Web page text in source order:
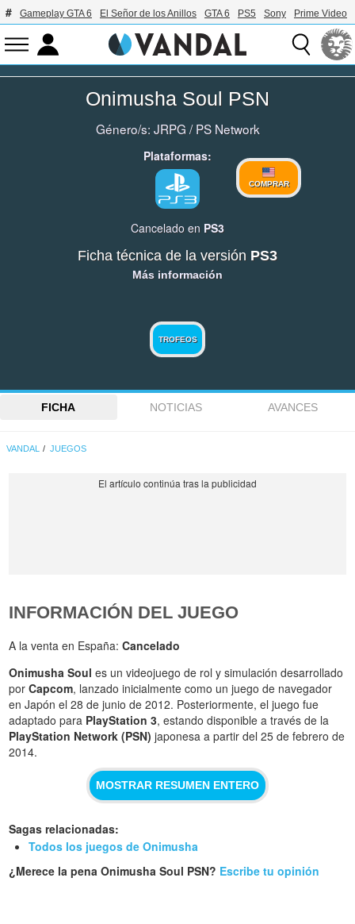
Gameplay GTA 6 El Señor de los Anillos GTA 6 PS5 Sony Prime Video
Onimusha Soul PSN
Género/s: JRPG /PS Network
Plataformas:
COMPRAR
Cancelado en PS3
Ficha técnica de la versión PS3
Más información
TROFEOS
FICHA NOTICIAS AVANCES
VANDAL JUEGOS
INFORMACIÓN DEL JUEGO
A la venta en España:Cancelado
Onimusha Soul es un videojuego de rol y simulación desarrollado
porCapcom, lanzado inicialmente como un juego de navegador
en Japón el 28 de junio de 2012. Posteriormente, el juego fue
adaptado para PlayStation 3, estando disponible a través de la
PlayStation Network (PSN) japonesa a partir del 25 de febrero de
2014.
MOSTRAR RESUMEN ENTERO
Sagas relacionadas:
Todos los juegos de Onimusha
¿Merece la pena Onimusha Soul PSN? Escribe tu opinión